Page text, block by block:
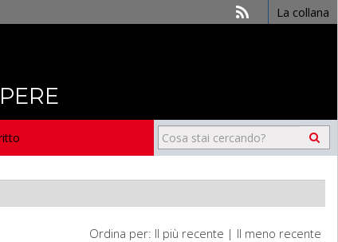
La collana
Ordina per: Il più recente | Il meno recente